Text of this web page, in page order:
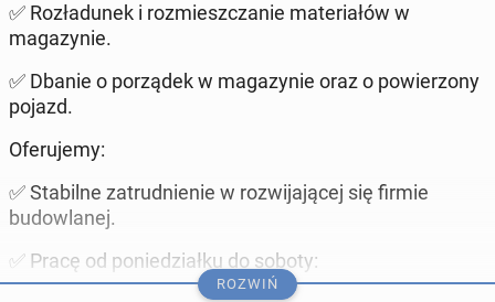
✅ Rozładunek i rozmieszczanie materiałów w
magazynie.
✅ Dbanie o porządek w magazynie oraz o powierzony
pojazd.
Oferujemy:
✅ Stabilne zatrudnienie w rozwijającej się firmie
budowlanej.
✅ Pracę od poniedziałku do soboty:
ROZWIŃ